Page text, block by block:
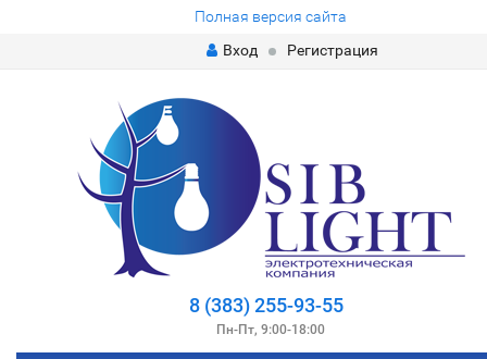
Полная версия сайта
Вход
Регистрация
8 (383) 255-93-55
Пн-Пт, 9:00-18:00